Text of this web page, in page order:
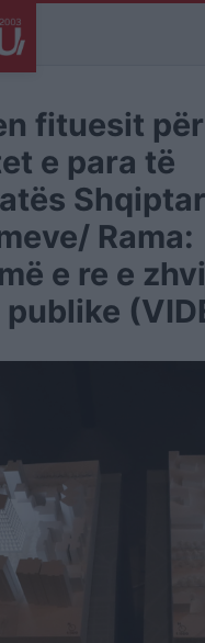
fituesit për
e para të
Rama:
e re e